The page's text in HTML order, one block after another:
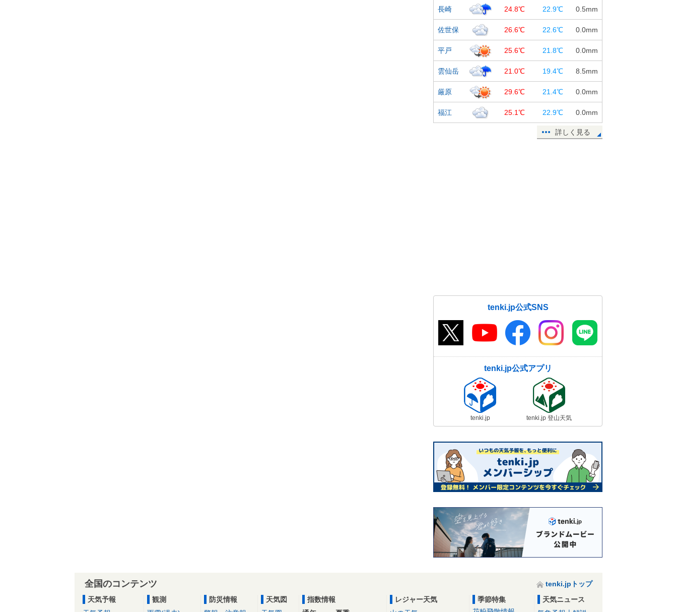
さが和らぎ、ヒンヤリする所も
15日12:42
15～16日 鹿児島県に梅雨前線停
滞 土砂災害に警戒
15日11:19
都心はすでに30℃に 梅雨の晴れ間
の関東 35℃以上も
15日11:00
15日 お帰り時間の傘予報
長崎 24.8℃ 22.9℃ 0.5mm
佐世保 26.6℃ 22.6℃ 0.0mm
平戸 25.6℃ 21.8℃ 0.0mm
雲仙岳 21.0℃ 19.4℃ 8.5mm
厳原 29.6℃ 21.4℃ 0.0mm
福江 25.1℃ 22.9℃ 0.0mm
詳しく見る
tenki.jp公式SNS
tenki.jp公式アプリ
tenki.jp tenki.jp 登山天気
全国のコンテンツ
tenki.jpトップ
天気予報
観測
防災情報
天気図
指数情報
レジャー天気
季節特集
天気ニュース